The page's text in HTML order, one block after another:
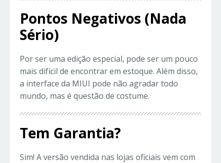
Pontos Negativos (Nada
Sério)
Por ser uma edição especial, pode ser um pouco
mais difícil de encontrar em estoque. Além disso,
a interface da MIUI pode não agradar todo
mundo, mas é questão de costume.
Tem Garantia?
Sim! A versão vendida nas lojas oficiais vem com